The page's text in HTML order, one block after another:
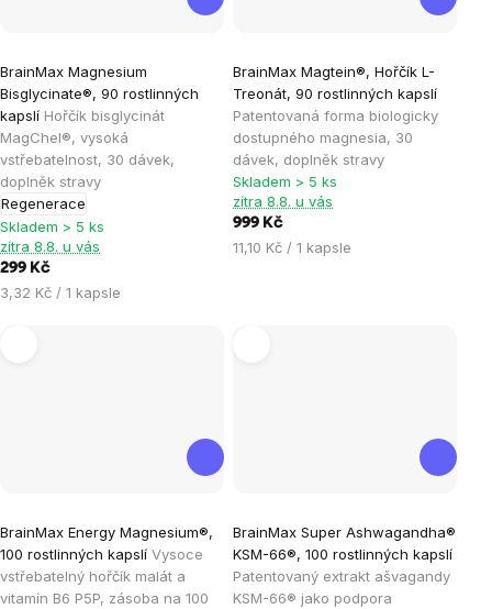
BrainMax Magnesium
Bisglycinate®, 90 rostlinných
kapslí Hořčík bisglycinát
MagChel®, vysoká
vstřebatelnost, 30 dávek,
doplněk stravy
Regenerace
hodnocení
produktu
je
4,9
z
5
hvězdiček.
Skladem > 5 ks
zítra 8.8. u vás
299 Kč
Měrná
3,32 Kč / 1 kapsle
BrainMax Magtein®, Hořčík L-
Treonát, 90 rostlinných kapslí
Patentovaná forma biologicky
dostupného magnesia, 30
dávek, doplněk stravy
hodnocení
produktu
je
5,0
z
5
hvězdiček.
Skladem > 5 ks
zítra 8.8. u vás
999 Kč
Měrná
11,10 Kč / 1 kapsle
BrainMax Energy Magnesium®,
100 rostlinných kapslí Vysoce
vstřebatelný hořčík malát a
vitamín B6 P5P, zásoba na 100
hodnocení
produktu
je
BrainMax Super Ashwagandha®
KSM-66®, 100 rostlinných kapslí
Patentovaný extrakt ašvagandy
KSM-66® jako podpora
hodnocení
produktu
je